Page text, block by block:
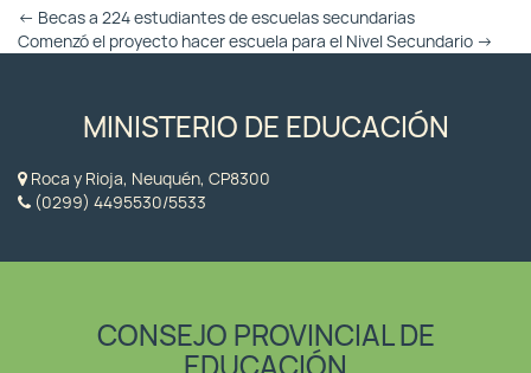
Otras
Entradas
← Becas a 224 estudiantes de escuelas secundarias
Comenzó el proyecto hacer escuela para el Nivel Secundario →
MINISTERIO DE EDUCACIÓN
Roca y Rioja, Neuquén, CP8300
(0299) 4495530/5533
CONSEJO PROVINCIAL DE